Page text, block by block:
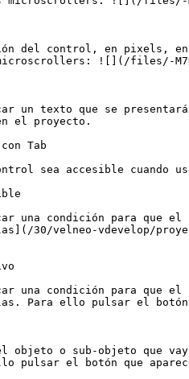
del control, en pixels,
![](/files/-
un texto que se
el proyecto.
Tab
sea accesible cuando
una condición para que
30/velneo-vdevelop/
una condición para que
Para ello pulsar el
objeto o sub-objeto que
pulsar el botón que